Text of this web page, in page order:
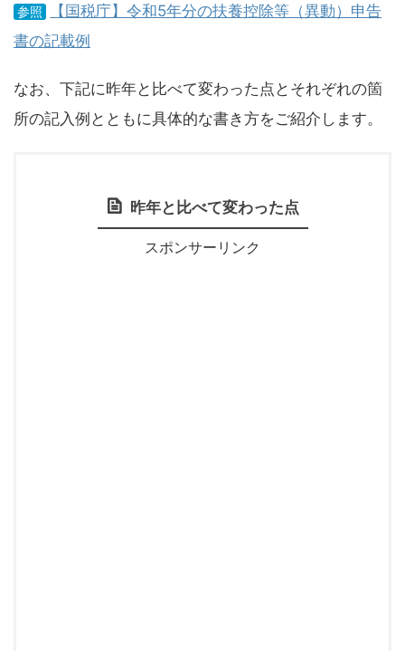
参照
【国税庁】令和5年分の扶養控除等（異動）申告
書の記載例
なお、下記に昨年と比べて変わった点とそれぞれの箇
所の記入例とともに具体的な書き方をご紹介します。
昨年と比べて変わった点
スポンサーリンク